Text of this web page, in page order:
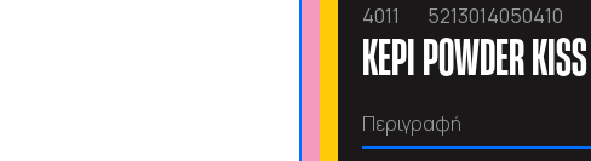
4011 5213014050410
ΚΕΡΙ POWDER
Περιγραφή